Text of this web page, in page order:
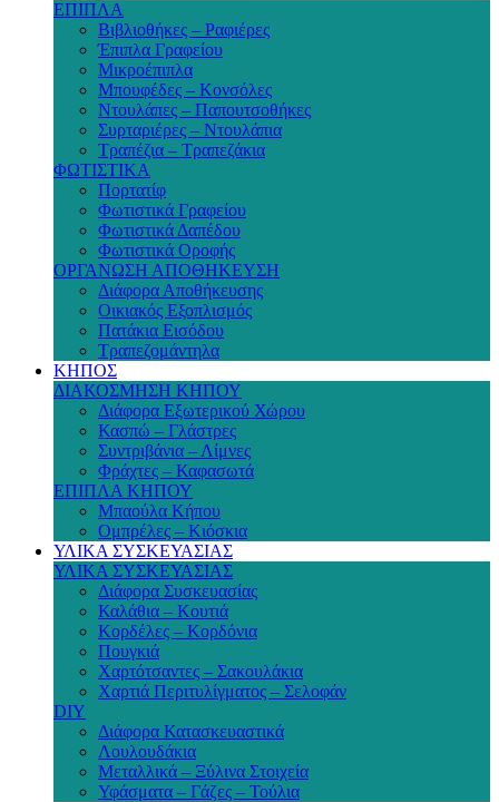
ΕΠΙΠΛΑ
Βιβλιοθήκες – Ραφιέρες
Έπιπλα Γραφείου
Μικροέπιπλα
Μπουφέδες – Κονσόλες
Ντουλάπες – Παπουτσοθήκες
Συρταριέρες – Ντουλάπια
Τραπέζια – Τραπεζάκια
ΦΩΤΙΣΤΙΚΑ
Πορτατίφ
Φωτιστικά Γραφείου
Φωτιστικά Δαπέδου
Φωτιστικά Οροφής
ΟΡΓΑΝΩΣΗ ΑΠΟΘΗΚΕΥΣΗ
Διάφορα Αποθήκευσης
Οικιακός Εξοπλισμός
Πατάκια Εισόδου
Τραπεζομάντηλα
ΚΗΠΟΣ
ΔΙΑΚΟΣΜΗΣΗ ΚΗΠΟΥ
Διάφορα Εξωτερικού Χώρου
Κασπώ – Γλάστρες
Συντριβάνια – Λίμνες
Φράχτες – Καφασωτά
ΕΠΙΠΛΑ ΚΗΠΟΥ
Μπαούλα Κήπου
Ομπρέλες – Κιόσκια
ΥΛΙΚΑ ΣΥΣΚΕΥΑΣΙΑΣ
ΥΛΙΚΑ ΣΥΣΚΕΥΑΣΙΑΣ
Διάφορα Συσκευασίας
Καλάθια – Κουτιά
Κορδέλες – Κορδόνια
Πουγκιά
Χαρτότσαντες – Σακουλάκια
Χαρτιά Περιτυλίγματος – Σελοφάν
DIY
Διάφορα Κατασκευαστικά
Λουλουδάκια
Μεταλλικά – Ξύλινα Στοιχεία
Υφάσματα – Γάζες – Τούλια